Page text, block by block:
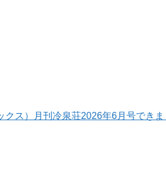
クス）月刊冷泉荘2026年6月号でき